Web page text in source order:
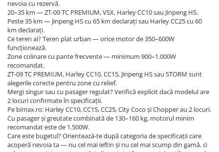
nevoia cu rezervă.
20–35 km — ZT-09 TC PREMIUM, VSX, Harley CC10 sau Jinpeng HS.
Peste 35 km — Jinpeng HS cu 65 km declarați sau Harley CC25 cu 60
km declarați.
Ce teren ai? Teren plat urban — orice motor de 350–600W
funcționează.
Zone colinare cu pante frecvente — minimum 900–1.000W
recomandat.
ZT-09 TC PREMIUM, Harley CC10, CC15, Jinpeng HS sau STORM sunt
alegerile corecte pentru zone cu relief.
Mergi singur sau cu pasager regulat? Verifică explicit dacă modelul are
2 locuri confirmate în specificații.
Pe bimax.ro: Harley CC10, CC15, CC25, City Coco și Chopper au 2 locuri.
Cu pasager și greutate combinată de 130–160 kg, motorul minim
recomandat este de 1.500W.
Care este bugetul? Orientează-te după categoria de specificații care
acoperă nevoia ta — nu cel mai ieftin și nu cel mai scump din gamă, ci